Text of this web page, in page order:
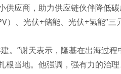
供应商，助力供应链伙伴降低
）、光伏+储能、光伏+氢能”三
。”谢天表示，隆基在出海过
根当地。他强调，强有力的治